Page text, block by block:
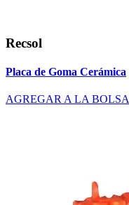
Recsol
Placa de Goma Cerámica
AGREGAR A LA BOLSA